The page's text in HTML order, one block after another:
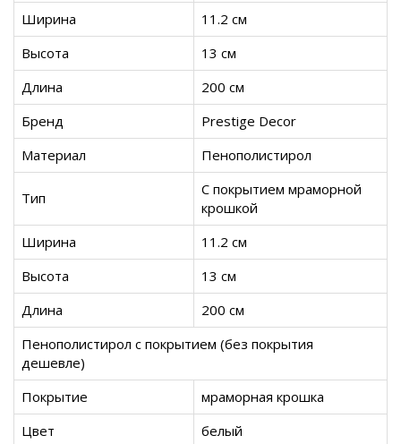
Ширина
11.2 см
Высота
13 см
Длина
200 см
Бренд
Prestige Decor
Материал
Пенополистирол
Тип
С покрытием мраморной
крошкой
Ширина
11.2 см
Высота
13 см
Длина
200 см
Пенополистирол с покрытием (без покрытия
дешевле)
Покрытие
мраморная крошка
Цвет
белый